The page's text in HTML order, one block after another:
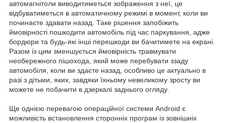
автомагнітоли виводитиметься зображення з неї, це
відбуватиметься в автоматичному режимі в момент, коли ви
починаєте здавати назад. Таке рішення запобіжить
ймовірності пошкодити автомобіль під час паркування, адже
бордюри та будь-які інші перешкоди ви бачитимете на екрані.
Разом із цим зменшується ймовірність травмувати
необережного пішохода, який може перебувати ззаду
автомобіля, коли ви здаєте назад, особливо це актуально в
разі з дітьми, яких, завдяки їхньому невеликому зросту ви
можете не побачити в дзеркалі заднього огляду.
Ще однією перевагою операційної системи Android є
можливість встановлення сторонніх програм із зовнішніх